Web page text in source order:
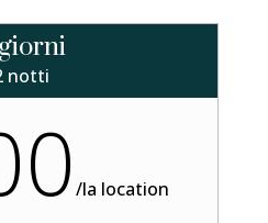
notti
/la location